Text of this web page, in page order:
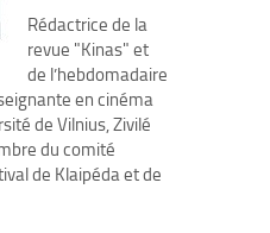
Rédactrice de la
revue "Kinas" et
de l’hebdomadaire
en cinéma
de Vilnius, Zivilé
du comité
de Klaipéda et de